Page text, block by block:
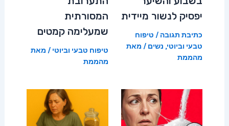
יפסיק לנשור מיידית
כתיבת תגובה / טיפוח
טבעי וביוטי, נשים / מאת
מהממת
המסורתית
שמעלימה קמטים
טיפוח טבעי וביוטי / מאת
מהממת